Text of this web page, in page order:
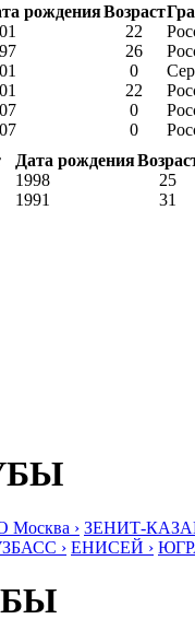
рожденияВозраст
22
26
0
22
0
0
Дата рождения
1998 25
1991 31
› ЗЕНИТ-
› ЕНИСЕЙ ›